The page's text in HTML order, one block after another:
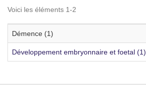
Voici les éléments 1-2
Démence (1)
Développement embryonnaire et foetal (1)